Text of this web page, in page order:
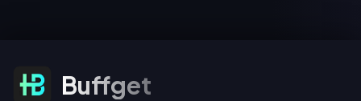
특가 구독 Buffget